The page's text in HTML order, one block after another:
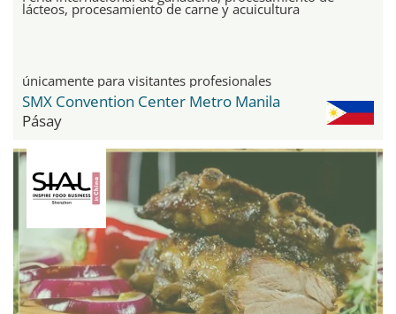
lácteos, procesamiento de carne y acuicultura
únicamente para visitantes profesionales
SMX Convention Center Metro Manila
Pásay